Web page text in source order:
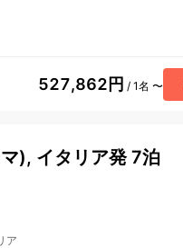
527,862円 / 1名 〜
), イタリア発 7泊
ア